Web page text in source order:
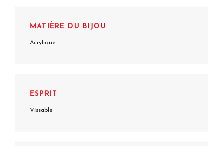
MATIÈRE DU BIJOU
Acrylique
ESPRIT
Vissable